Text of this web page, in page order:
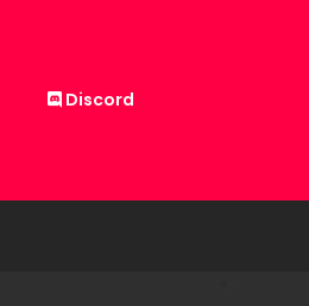
Discord